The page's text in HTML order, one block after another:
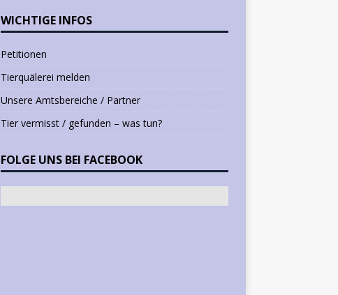
WICHTIGE INFOS
Petitionen
Tierquälerei melden
Unsere Amtsbereiche / Partner
Tier vermisst / gefunden – was tun?
FOLGE UNS BEI FACEBOOK